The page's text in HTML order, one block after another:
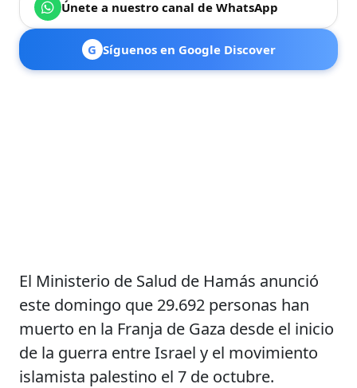
Únete a nuestro canal de WhatsApp
G Síguenos en Google Discover
El Ministerio de Salud de Hamás anunció
este domingo que 29.692 personas han
muerto en la Franja de Gaza desde el inicio
de la guerra entre Israel y el movimiento
islamista palestino el 7 de octubre.